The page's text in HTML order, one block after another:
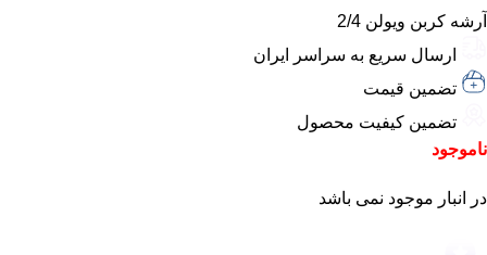
آرشه کربن ویولن 2/4
ارسال سریع به سراسر ایران
تضمین قیمت
تضمین کیفیت محصول
ناموجود
در انبار موجود نمی باشد